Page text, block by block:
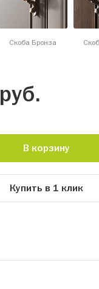
Скоба Бронза
руб.
В корзину
Купить в 1 клик